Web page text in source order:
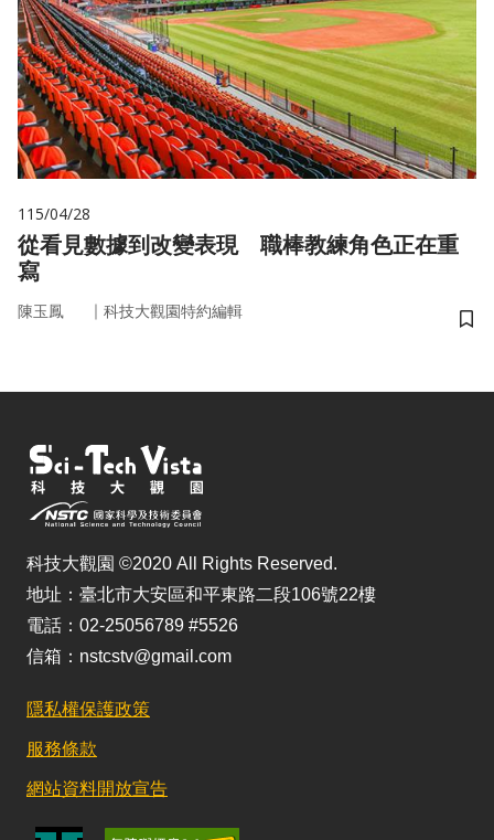
115/04/28
從看見數據到改變表現 職棒教練角色正在重
寫
陳玉鳳 ｜ 科技大觀園特約編輯
儲
科技大觀園 ©2020 All Rights Reserved.
地址：臺北市大安區和平東路二段106號22樓
電話：02-25056789 #5526
信箱：nstcstv@gmail.com
隱私權保護政策
服務條款
網站資料開放宣告